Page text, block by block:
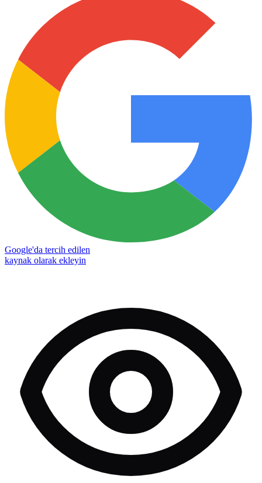
Google'da tercih edilen
kaynak olarak ekleyin